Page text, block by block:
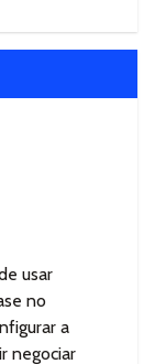
usar
no
a
negociar